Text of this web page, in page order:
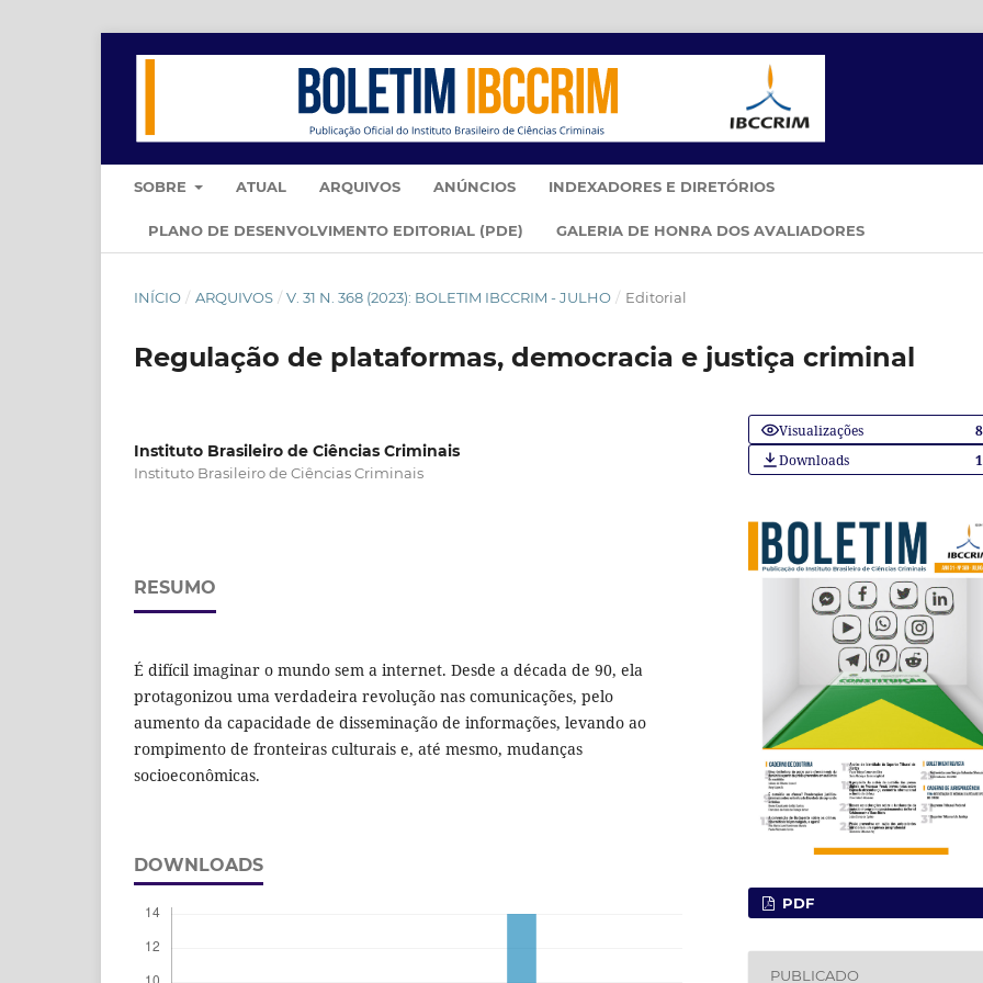
SOBRE ATUAL ARQUIVOS ANÚNCIOS INDEXADORES E DIRETÓRIOS
PLANO DE DESENVOLVIMENTO EDITORIAL (PDE) GALERIA DE HONRA DOS AVALIADORES
INÍCIO / ARQUIVOS / V. 31 N. 368 (2023): BOLETIM IBCCRIM - JULHO / Editorial
Regulação de plataformas, democracia e justiça criminal
Instituto Brasileiro de Ciências Criminais
Instituto Brasileiro de Ciências Criminais
RESUMO
É difícil imaginar o mundo sem a internet. Desde a década de 90, ela
protagonizou uma verdadeira revolução nas comunicações, pelo
aumento da capacidade de disseminação de informações, levando ao
rompimento de fronteiras culturais e, até mesmo, mudanças
socioeconômicas.
DOWNLOADS
Visualizações
Downloads
PDF
PUBLICADO